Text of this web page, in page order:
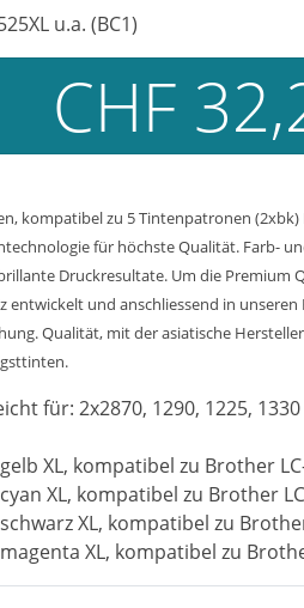
u.a. (BC1)
CHF
kompatibel zu 5 Tintenpatronen
für höchste Qualität. Farb-
Druckresultate. Um die Premium
entwickelt und anschliessend in
Qualität, mit der asiatische
für: 2x2870, 1290, 1225,
XL, kompatibel zu Brother
XL, kompatibel zu Brother
XL, kompatibel zu
XL, kompatibel zu